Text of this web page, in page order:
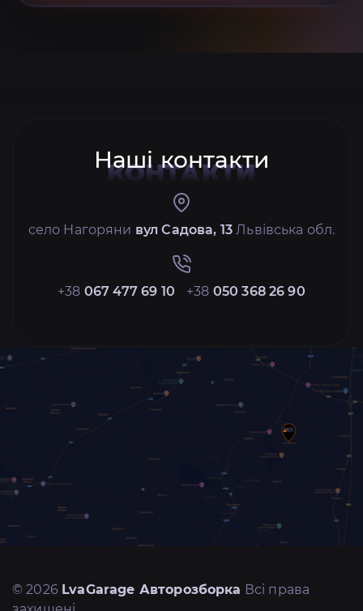
Наші контакти
КОНТАКТИ
село Нагоряни вул Садова, 13 Львівська обл.
+38 067 477 69 10 +38 050 368 26 90
© 2026 LvaGarage Авторозборка Всі права